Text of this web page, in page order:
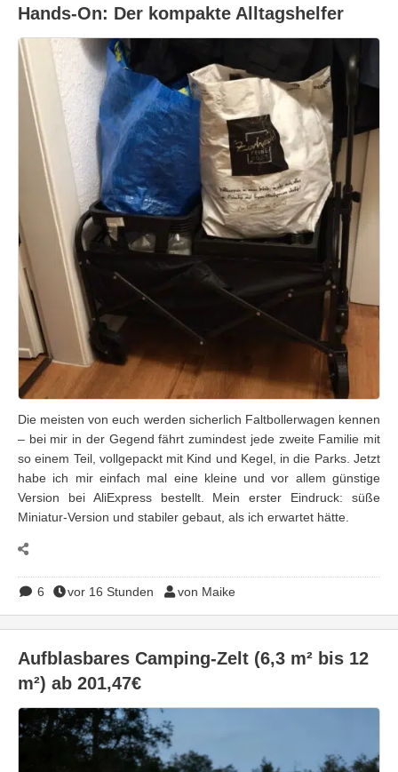
Hands-On: Der kompakte Alltagshelfer
Die meisten von euch werden sicherlich Faltbollerwagen kennen
– bei mir in der Gegend fährt zumindest jede zweite Familie mit
so einem Teil, vollgepackt mit Kind und Kegel, in die Parks. Jetzt
habe ich mir einfach mal eine kleine und vor allem günstige
Version bei AliExpress bestellt. Mein erster Eindruck: süße
Miniatur-Version und stabiler gebaut, als ich erwartet hätte.
6 vor 16 Stunden von Maike
Aufblasbares Camping-Zelt (6,3 m² bis 12
m²) ab 201,47€